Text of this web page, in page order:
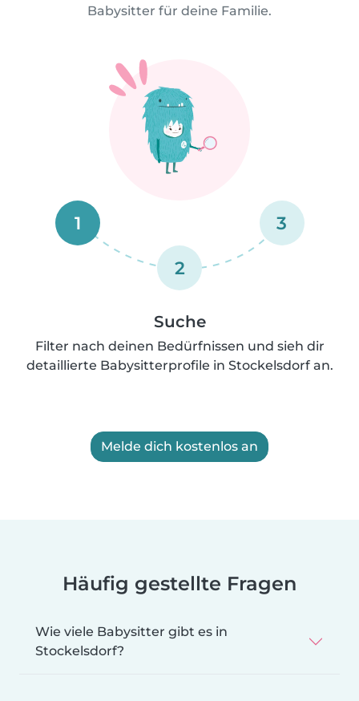
Babysitter für deine Familie.
1
2
3
Suche
Filter nach deinen Bedürfnissen und sieh dir
detaillierte Babysitterprofile in Stockelsdorf an.
Melde dich kostenlos an
Häufig gestellte Fragen
Wie viele Babysitter gibt es in
Stockelsdorf?